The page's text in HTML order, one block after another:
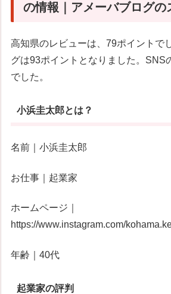
の情報｜アメーバブログの
高知県のレビューは、79ポイントで
グは93ポイントとなりました。SNS
でした。
小浜圭太郎とは？
名前｜小浜圭太郎
お仕事｜起業家
ホームページ｜
https://www.instagram.com/
年齢｜40代
起業家の評判